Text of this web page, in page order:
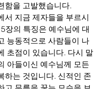
함을 고발했습니다.
서 지금 제자들을 부르시
장의 특징은 예수님에 대
능동적으로 사람들이 나
초점이 있습니다. 다시 말
아들이신 예수님께 모든
하는 것입니다. 신적인 존